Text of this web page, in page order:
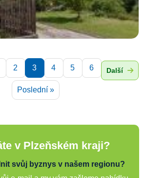
2 3 4 5 6 Další
Poslední »
v Plzeňském kraji?
svůj byznys v našem regionu?